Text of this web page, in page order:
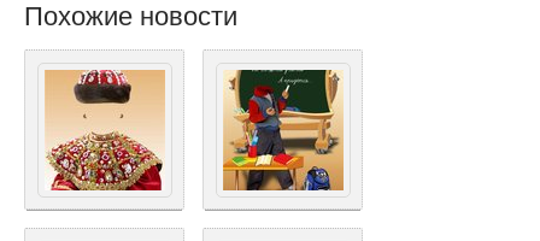
Похожие новости